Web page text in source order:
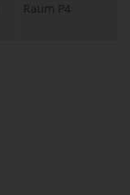
Raum P4